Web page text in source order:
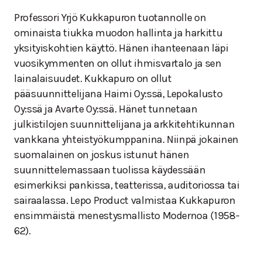
Professori Yrjö Kukkapuron tuotannolle on
ominaista tiukka muodon hallinta ja harkittu
yksityiskohtien käyttö. Hänen ihanteenaan läpi
vuosikymmenten on ollut ihmisvartalo ja sen
lainalaisuudet. Kukkapuro on ollut
pääsuunnittelijana Haimi Oy:ssä, Lepokalusto
Oy:ssä ja Avarte Oy:ssä. Hänet tunnetaan
julkistilojen suunnittelijana ja arkkitehtikunnan
vankkana yhteistyökumppanina. Niinpä jokainen
suomalainen on joskus istunut hänen
suunnittelemassaan tuolissa käydessään
esimerkiksi pankissa, teatterissa, auditoriossa tai
sairaalassa. Lepo Product valmistaa Kukkapuron
ensimmäistä menestysmallisto Modernoa (1958-
62).